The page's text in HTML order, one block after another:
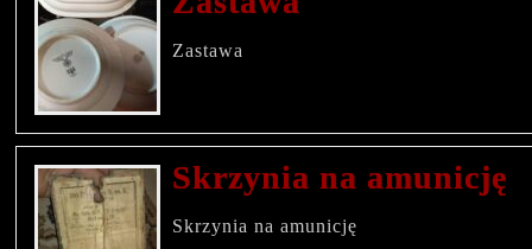
Zastawa
Skrzynia na amunicję
Skrzynia na amunicję